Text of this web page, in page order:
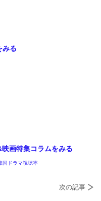
みる
画特集コラムをみる
国ドラマ視聴率
次の記事